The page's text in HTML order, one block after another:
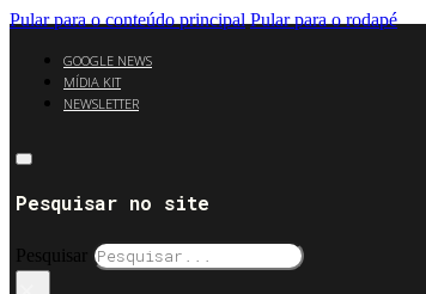
Pular para o conteúdo principal Pular para o rodapé
GOOGLE NEWS
MÍDIA KIT
NEWSLETTER
Pesquisar no site
Pesquisar